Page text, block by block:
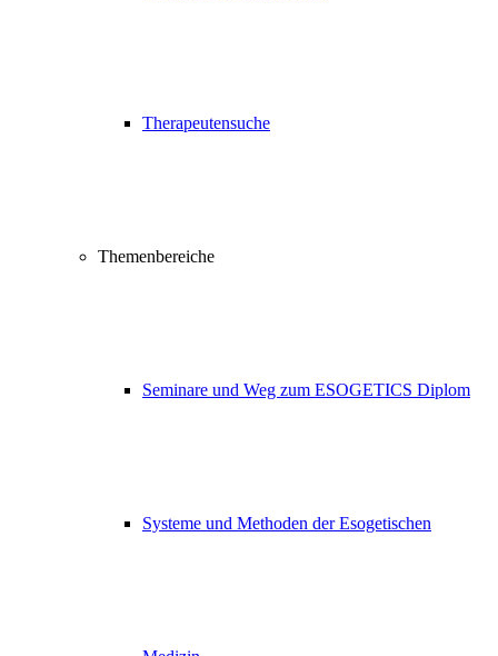
Therapeutensuche
Themenbereiche
Seminare und Weg zum ESOGETICS Diplom
Systeme und Methoden der Esogetischen